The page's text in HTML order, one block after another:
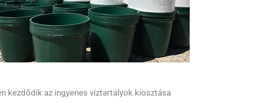
kezdődik az ingyenes víztartályok kiosztása